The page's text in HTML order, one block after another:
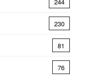
230
81
76